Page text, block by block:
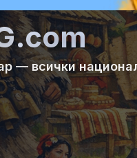
— всички